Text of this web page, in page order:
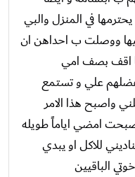
في المنزل والبي
ووصلت ب احداهن ان
ما اقف بصف امي
علي و تستمع
واصبح هذا الامر
امضي اياماً طويله
للاكل او يبدي
الباقيين